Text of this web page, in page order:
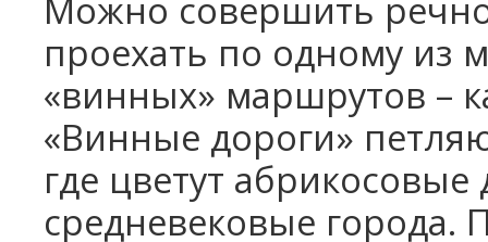
Можно совершить
проехать по одному из
«винных» маршрутов –
«Винные дороги»
где цветут
средневековые города.